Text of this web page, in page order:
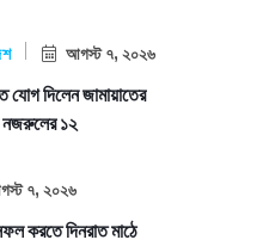
আগস্ট ৭, ২০২৬
যোগ দিলেন জামায়াতের
নজরুলের ১২
৭, ২০২৬
করতে দিনরাত মাঠে